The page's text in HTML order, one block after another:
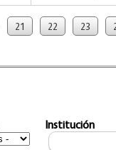
21 22 23
Institución